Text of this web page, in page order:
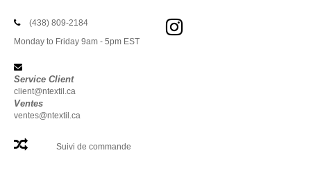
(438) 809-2184
Monday to Friday 9am - 5pm EST
Service Client
client@ntextil.ca
Ventes
ventes@ntextil.ca
Suivi de commande